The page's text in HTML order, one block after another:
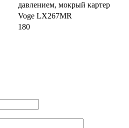
давлением, мокрый картер
Voge LX267MR
180